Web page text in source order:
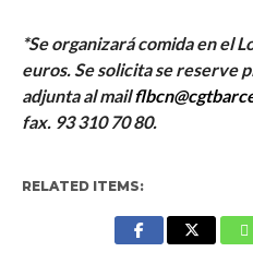
*Se organizará comida en el
euros. Se solicita se reserve
adjunta al mail
fax. 93 310 70 80.
RELATED ITEMS: